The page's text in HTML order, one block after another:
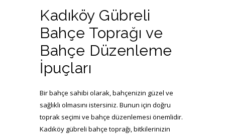
Kadıköy Gübreli
Bahçe Toprağı ve
Bahçe Düzenleme
İpuçları
Bir bahçe sahibi olarak, bahçenizin güzel ve
sağlıklı olmasını istersiniz. Bunun için doğru
toprak seçimi ve bahçe düzenlemesi önemlidir.
Kadıköy gübreli bahçe toprağı, bitkilerinizin